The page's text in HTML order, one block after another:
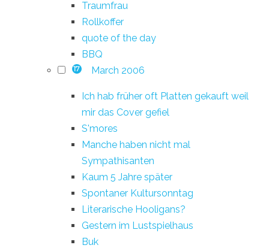
Traumfrau
Rollkoffer
quote of the day
BBQ
17 March 2006
Ich hab früher oft Platten gekauft weil
mir das Cover gefiel
S'mores
Manche haben nicht mal
Sympathisanten
Kaum 5 Jahre später
Spontaner Kultursonntag
Literarische Hooligans?
Gestern im Lustspielhaus
Buk